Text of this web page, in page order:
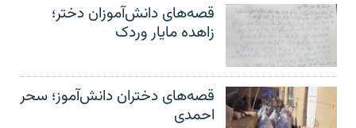
قصه‌های دانش‌آموزان دختر؛
زاهده مایار وردک
قصه‌های دختران دانش‌آموز؛ سحر
احمدی